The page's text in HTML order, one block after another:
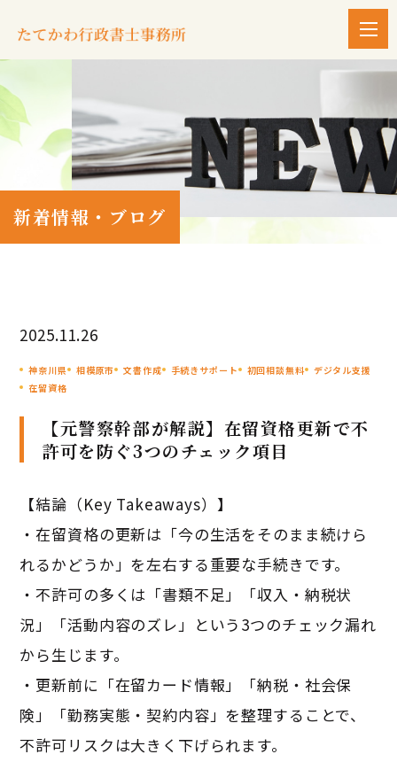
新着情報・ブログ
2025.11.26
神奈川県 相模原市 文書作成 手続きサポート 初回相談無料
デジタル支援
在留資格
【元警察幹部が解説】在留資格更新で不
許可を防ぐ3つのチェック項目
【結論（Key Takeaways）】
・在留資格の更新は「今の生活をそのまま続けら
れるかどうか」を左右する重要な手続きです。
・不許可の多くは「書類不足」「収入・納税状
況」「活動内容のズレ」という3つのチェック漏れ
から生じます。
・更新前に「在留カード情報」「納税・社会保
険」「勤務実態・契約内容」を整理することで、
不許可リスクは大きく下げられます。